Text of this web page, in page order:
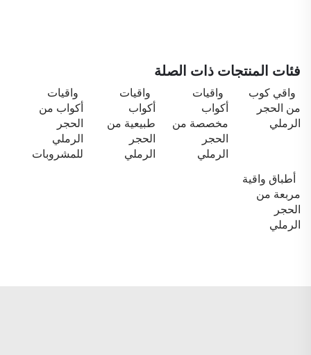
فئات المنتجات ذات الصلة
واقي كوب
من الحجر
الرملي
واقيات
أكواب
مخصصة من
الحجر
الرملي
واقيات
أكواب
طبيعية من
الحجر
الرملي
واقيات
أكواب من
الحجر
الرملي
للمشروبات
أطباق واقية
مربعة من
الحجر
الرملي